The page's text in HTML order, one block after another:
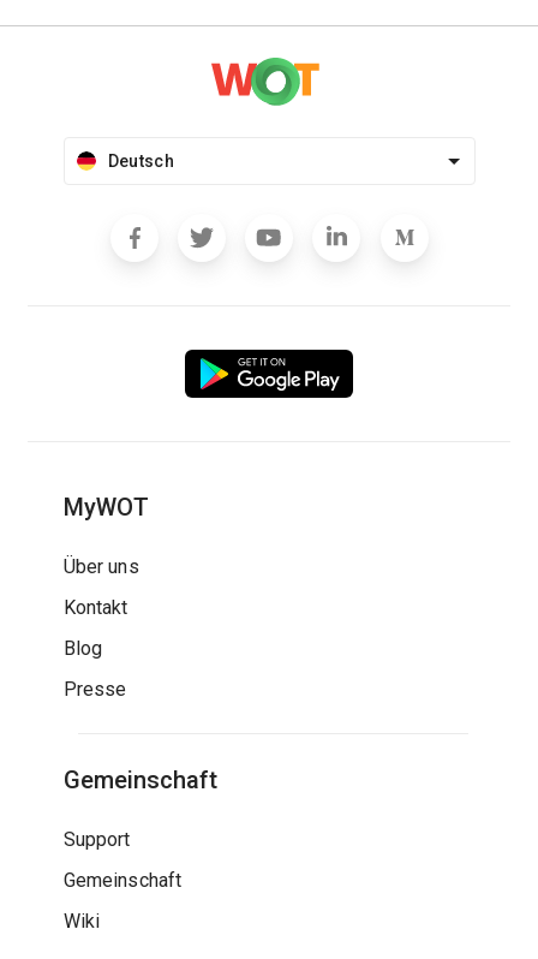
Deutsch
MyWOT
Über uns
Kontakt
Blog
Presse
Gemeinschaft
Support
Gemeinschaft
Wiki